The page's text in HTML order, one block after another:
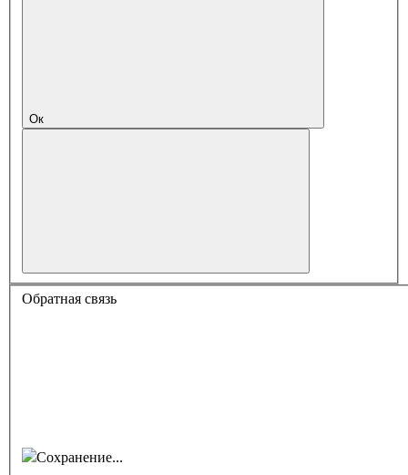
Ок
Обратная связь
Сохранение...